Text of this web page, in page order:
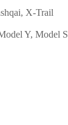
X-Trail
Y, Model S